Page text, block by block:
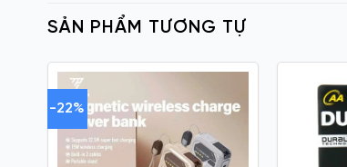
SẢN PHẨM TƯƠNG TỰ
-22%